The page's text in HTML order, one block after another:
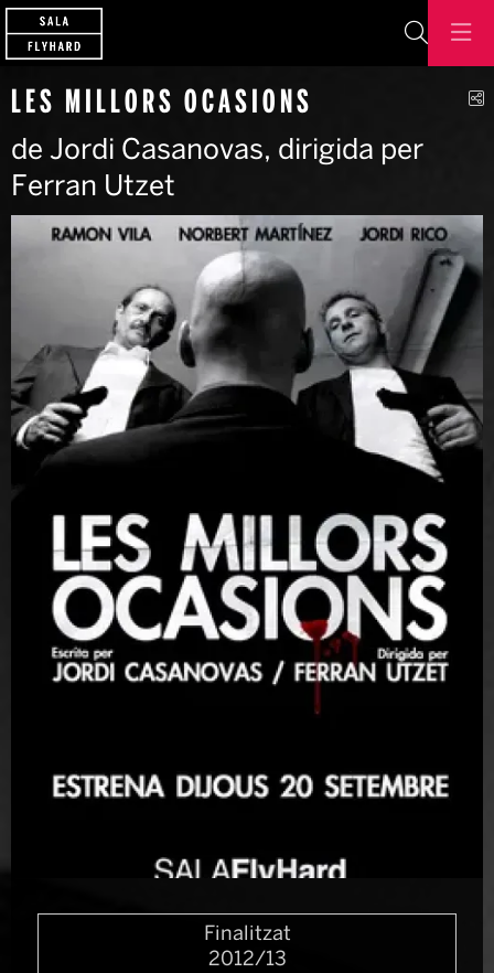
LES MILLORS OCASIONS
de Jordi Casanovas, dirigida per
Ferran Utzet
Finalitzat
2012/13